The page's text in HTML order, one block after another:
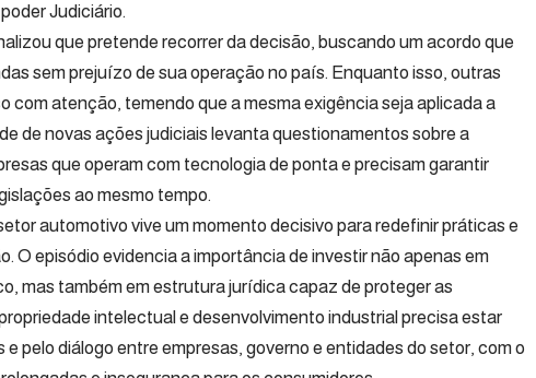
Judiciário.
que pretende recorrer da decisão, buscando um acordo que
sem prejuízo de sua operação no país. Enquanto isso, outras
com atenção, temendo que a mesma exigência seja aplicada a
de novas ações judiciais levanta questionamentos sobre a
que operam com tecnologia de ponta e precisam garantir
ao mesmo tempo.
automotivo vive um momento decisivo para redefinir práticas e
O episódio evidencia a importância de investir não apenas em
mas também em estrutura jurídica capaz de proteger as
intelectual e desenvolvimento industrial precisa estar
e pelo diálogo entre empresas, governo e entidades do setor, com o